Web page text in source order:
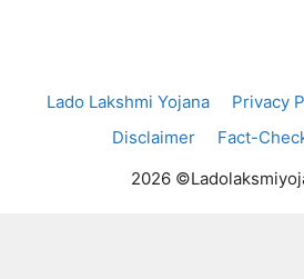
Lado Lakshmi Yojana Privacy
Disclaimer
Fact-
2026